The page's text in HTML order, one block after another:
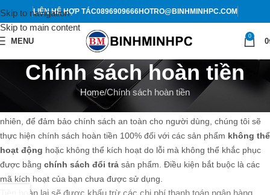
Skip to navigation
Skip to main content
LIÊN HỆ HỢP TÁC0896909666HOTRO@BINHMINHPC.COM
MENU
0
0
Chính sách hoàn tiền
Home Chính sách hoàn tiền
Hoàn tiền cho khách hàng là điều chúng tôi không hề mong muốn. Tuy
nhiên, để đảm bảo chính sách an toàn cho người dùng, chúng tôi sẽ
thực hiện chính sách hoàn tiền 100% đối với các sản phẩm không thể
hoạt động hoặc không thể kích hoạt do lỗi mà không thể khắc phục
được bằng chính sách đổi trả sản phẩm. Điều kiện bắt buộc là các
mã kích hoạt của bạn chưa được sử dụng.
Tiền hoàn lại sẽ được khấu trừ các chi phí thanh toán ngân hàng